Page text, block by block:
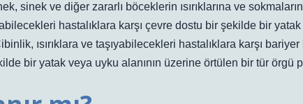
sinek ve diğer zararlı böceklerin ısırıklarına ve
hastalıklara karşı çevre dostu bir şekilde bir
ısırıklara ve taşıyabilecekleri hastalıklara karşı
bir yatak veya uyku alanının üzerine örtülen bir tür örgü